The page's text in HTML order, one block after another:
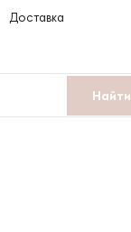
Доставка
Найти